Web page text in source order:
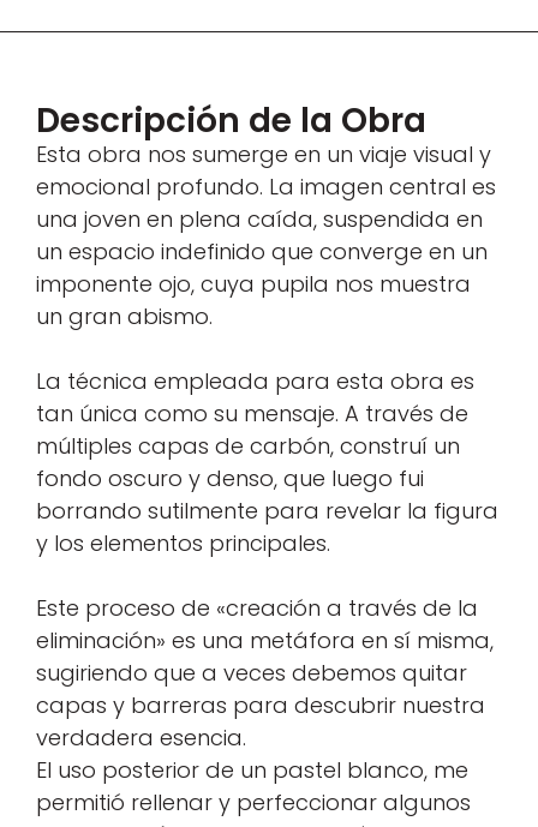
Descripción de la Obra
Esta obra nos sumerge en un viaje visual y
emocional profundo. La imagen central es
una joven en plena caída, suspendida en
un espacio indefinido que converge en un
imponente ojo, cuya pupila nos muestra
un gran abismo.
La técnica empleada para esta obra es
tan única como su mensaje. A través de
múltiples capas de carbón, construí un
fondo oscuro y denso, que luego fui
borrando sutilmente para revelar la figura
y los elementos principales.
Este proceso de «creación a través de la
eliminación» es una metáfora en sí misma,
sugiriendo que a veces debemos quitar
capas y barreras para descubrir nuestra
verdadera esencia.
El uso posterior de un pastel blanco, me
permitió rellenar y perfeccionar algunos